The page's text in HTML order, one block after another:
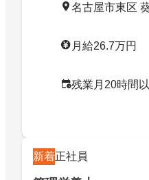
名古屋市東区
月給26.7万円
残業月20時間
新着正社員